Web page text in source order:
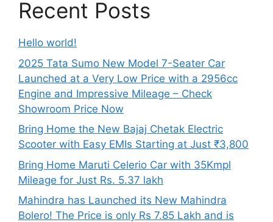
Recent Posts
Hello world!
2025 Tata Sumo New Model 7-Seater Car
Launched at a Very Low Price with a 2956cc
Engine and Impressive Mileage – Check
Showroom Price Now
Bring Home the New Bajaj Chetak Electric
Scooter with Easy EMIs Starting at Just ₹3,800
Bring Home Maruti Celerio Car with 35Kmpl
Mileage for Just Rs. 5.37 lakh
Mahindra has Launched its New Mahindra
Bolero! The Price is only Rs 7.85 Lakh and is